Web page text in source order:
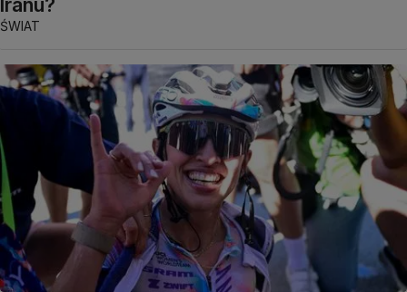
ŚWIAT